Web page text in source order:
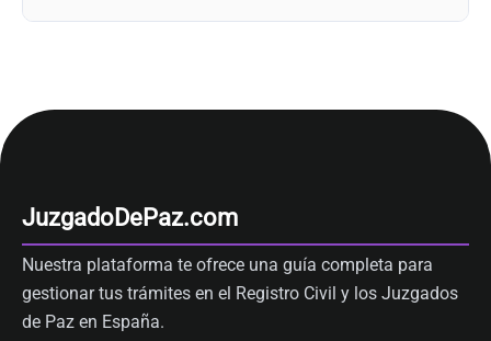
JuzgadoDePaz.com
Nuestra plataforma te ofrece una guía completa para
gestionar tus trámites en el Registro Civil y los Juzgados
de Paz en España.